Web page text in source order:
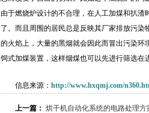
由于燃烧炉设计的不合理，在人工加煤和扒
了。而且周围的居民总是反映其厂家排放污
的火焰上，大量的黑烟就会因此而冒出污染
饲式加煤装置，这样烟煤也可以先进行筛选
信息来源： http://www.hxqmj.com/
上一篇： 烘干机自动化系统的电路处理方